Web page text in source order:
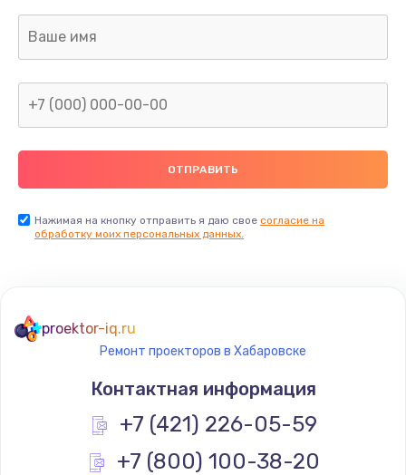
Нажимая на кнопку отправить я даю свое согласие на
обработку моих персональных данных.
proektor-iq.ru
Ремонт проекторов в Хабаровске
Контактная информация
+7 (421) 226-05-59
+7 (800) 100-38-20